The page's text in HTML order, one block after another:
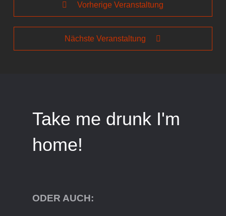
Vorherige Veranstaltung
Nächste Veranstaltung
Take me drunk I'm
home!
ODER AUCH: